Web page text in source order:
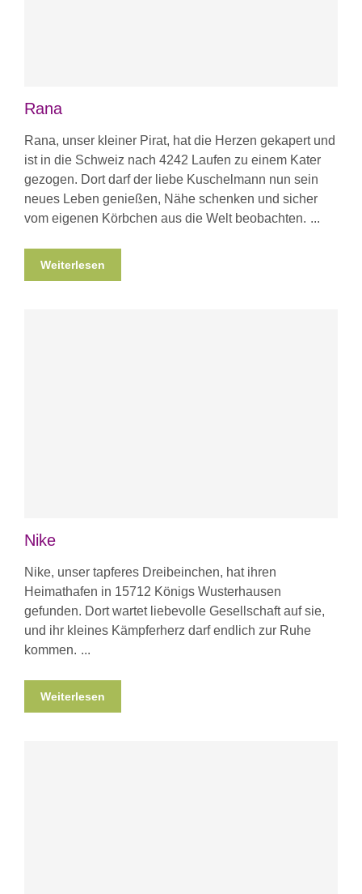
Rana
Rana, unser kleiner Pirat, hat die Herzen gekapert und
ist in die Schweiz nach 4242 Laufen zu einem Kater
gezogen. Dort darf der liebe Kuschelmann nun sein
neues Leben genießen, Nähe schenken und sicher
vom eigenen Körbchen aus die Welt beobachten.
Weiterlesen
Nike
Nike, unser tapferes Dreibeinchen, hat ihren
Heimathafen in 15712 Königs Wusterhausen
gefunden. Dort wartet liebevolle Gesellschaft auf sie,
und ihr kleines Kämpferherz darf endlich zur Ruhe
kommen.
Weiterlesen